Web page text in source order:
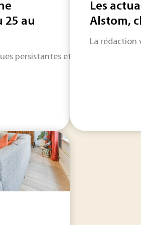
l'actualité industrielle dans
25 au
persistantes et transformations
Les
Alstom,
La rédaction